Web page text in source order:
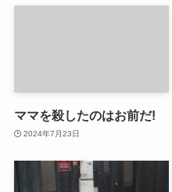
ママを殺したのはお前だ!
2024年7月23日